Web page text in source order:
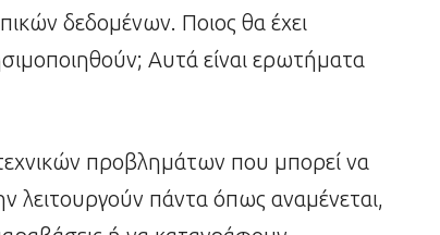
δεδομένων. Ποιος θα έχει
Αυτά είναι ερωτήματα
προβλημάτων που μπορεί να
λειτουργούν πάντα όπως αναμένεται,